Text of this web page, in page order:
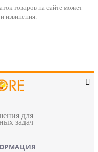
товаров на сайте может
извинения.
для
задач